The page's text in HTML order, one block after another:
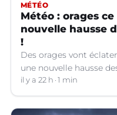
MÉTÉO
Météo : orages
nouvelle hausse
!
Des orages vont
une nouvelle hausse
il y a 22 h 1 min